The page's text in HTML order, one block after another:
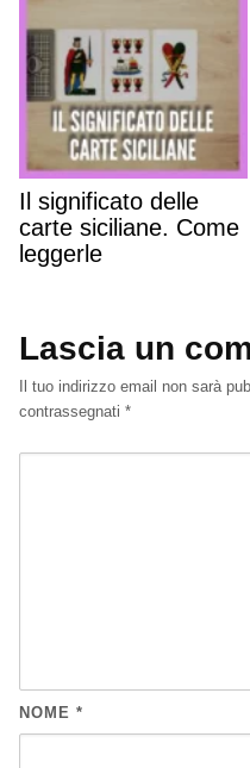
Il significato delle
carte siciliane. Come
leggerle
Lascia un
Il tuo indirizzo email non sarà
contrassegnati *
NOME *